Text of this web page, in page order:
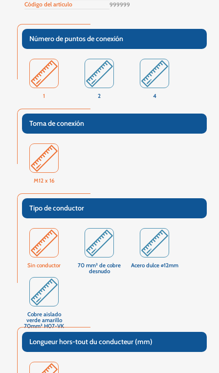
Código del artículo
999999
Número de puntos de conexión
1 2 4
Toma de conexión
M12 x 16
Tipo de conductor
Sin conductor
70 mm² de cobre
desnudo
Acero dulce ∅12mm
Cobre aislado
verde amarillo
70mm² H07-VK
Longueur hors-tout du conducteur (mm)